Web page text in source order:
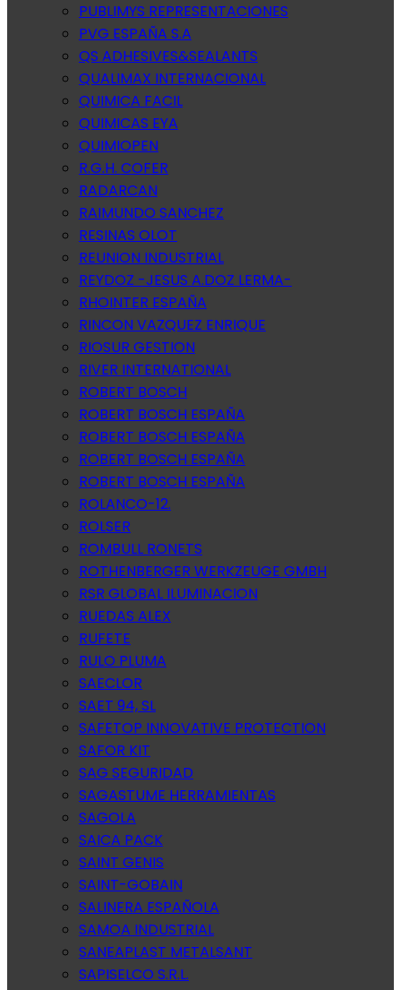
PUBLIMYS REPRESENTACIONES
PVG ESPAÑA S.A
QS ADHESIVES&SEALANTS
QUALIMAX INTERNACIONAL
QUIMICA FACIL
QUIMICAS EYA
QUIMIOPEN
R.G.H. COFER
RADARCAN
RAIMUNDO SANCHEZ
RESINAS OLOT
REUNION INDUSTRIAL
REYDOZ -JESUS A.DOZ LERMA-
RHOINTER ESPAÑA
RINCON VAZQUEZ ENRIQUE
RIOSUR GESTION
RIVER INTERNATIONAL
ROBERT BOSCH
ROBERT BOSCH ESPAÑA
ROBERT BOSCH ESPAÑA
ROBERT BOSCH ESPAÑA
ROBERT BOSCH ESPAÑA
ROLANCO-12.
ROLSER
ROMBULL RONETS
ROTHENBERGER WERKZEUGE GMBH
RSR GLOBAL ILUMINACION
RUEDAS ALEX
RUFETE
RULO PLUMA
SAECLOR
SAET 94, SL
SAFETOP INNOVATIVE PROTECTION
SAFOR KIT
SAG SEGURIDAD
SAGASTUME HERRAMIENTAS
SAGOLA
SAICA PACK
SAINT GENIS
SAINT-GOBAIN
SALINERA ESPAÑOLA
SAMOA INDUSTRIAL
SANEAPLAST METALSANT
SAPISELCO S.R.L.